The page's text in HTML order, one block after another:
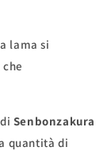
lama si
Senbonzakura
quantità di